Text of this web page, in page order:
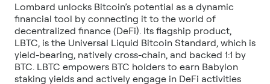
Lombard unlocks Bitcoin’s potential as a dynamic
financial tool by connecting it to the world of
decentralized finance (DeFi). Its flagship product,
LBTC, is the Universal Liquid Bitcoin Standard, which is
yield-bearing, natively cross-chain, and backed 1:1 by
BTC. LBTC empowers BTC holders to earn Babylon
staking yields and actively engage in DeFi activities